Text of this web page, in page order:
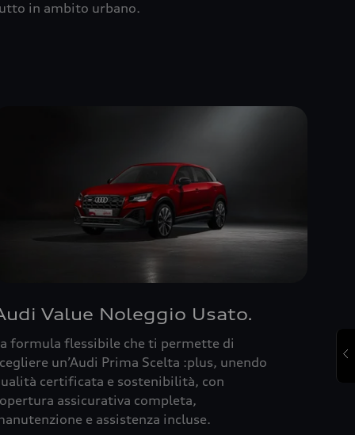
in ambito urbano.
Value Noleggio Usato.
formula flessibile che ti permette di
un’Audi Prima Scelta :plus, unendo
certificata e sostenibilità, con
assicurativa completa,
e assistenza incluse.